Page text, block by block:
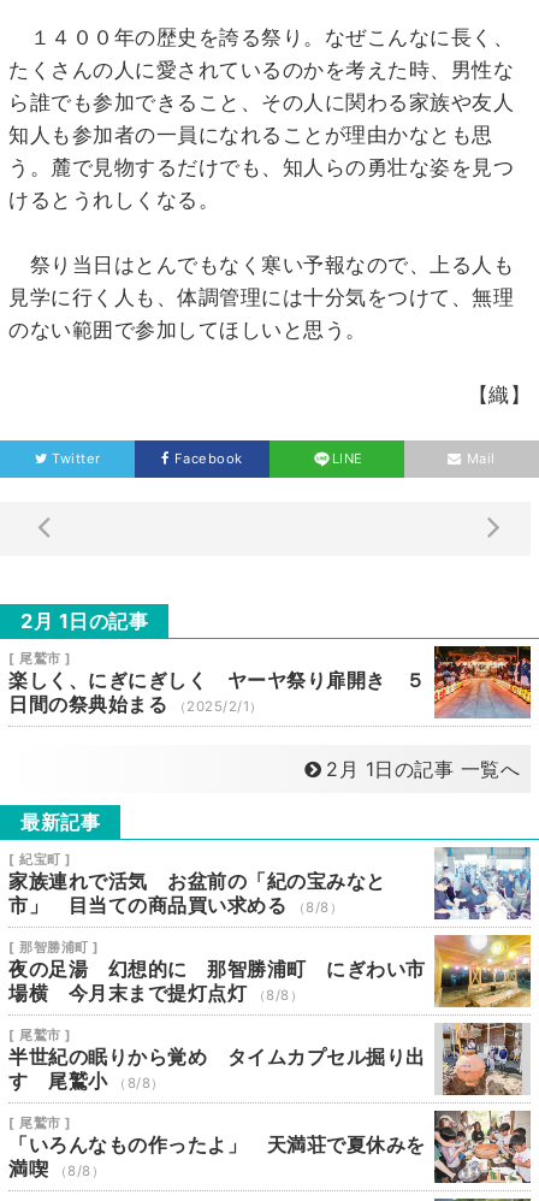
１４００年の歴史を誇る祭り。なぜこんなに長く、
たくさんの人に愛されているのかを考えた時、男性な
ら誰でも参加できること、その人に関わる家族や友人
知人も参加者の一員になれることが理由かなとも思
う。麓で見物するだけでも、知人らの勇壮な姿を見つ
けるとうれしくなる。
祭り当日はとんでもなく寒い予報なので、上る人も
見学に行く人も、体調管理には十分気をつけて、無理
のない範囲で参加してほしいと思う。
【織】
Twitter Facebook LINE Mail
2月 1日の記事
[ 尾鷲市 ]
楽しく、にぎにぎしく ヤーヤ祭り扉開き ５
日間の祭典始まる
（2025/2/1）
2月 1日の記事 一覧へ
最新記事
[ 紀宝町 ]
家族連れで活気 お盆前の「紀の宝みなと
市」 目当ての商品買い求める
（8/8）
[ 那智勝浦町 ]
夜の足湯 幻想的に 那智勝浦町 にぎわい市
場横 今月末まで提灯点灯
（8/8）
[ 尾鷲市 ]
半世紀の眠りから覚め タイムカプセル掘り出
す 尾鷲小
（8/8）
[ 尾鷲市 ]
「いろんなもの作ったよ」 天満荘で夏休みを
満喫
（8/8）